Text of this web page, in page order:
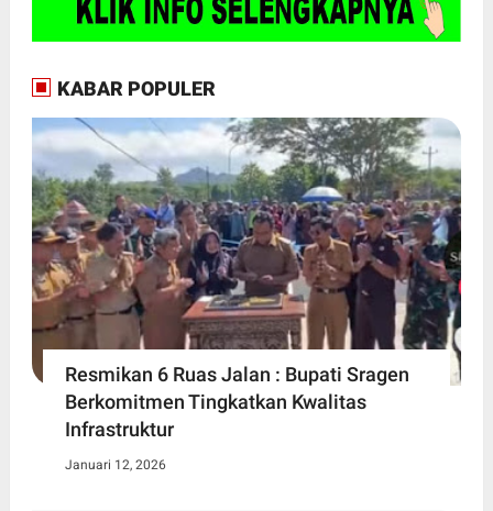
KABAR POPULER
Resmikan 6 Ruas Jalan : Bupati Sragen
Berkomitmen Tingkatkan Kwalitas
Infrastruktur
Januari 12, 2026